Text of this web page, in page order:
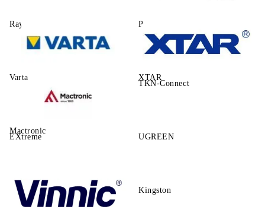
Rayovac Power One
Varta XTAR
Mactronic
TKN-Connect
EXtreme UGREEN
Kingston